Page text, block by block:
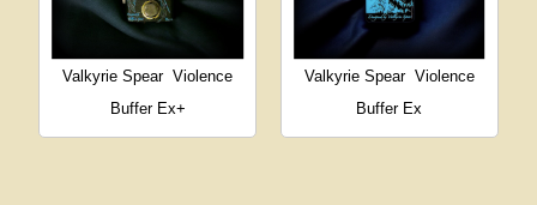
Valkyrie Spear Violence
Buffer Ex+
Valkyrie Spear Violence
Buffer Ex